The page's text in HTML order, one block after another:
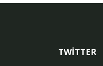
TWİTTER